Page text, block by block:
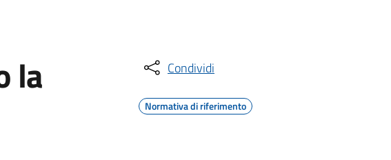
la Condividi
Normativa di riferimento